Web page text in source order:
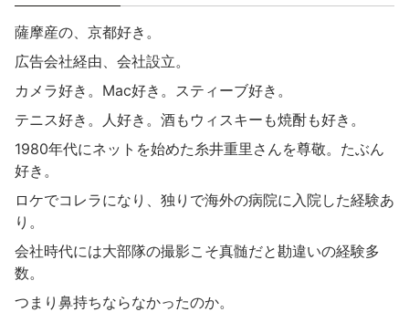
薩摩産の、京都好き。
広告会社経由、会社設立。
カメラ好き。Mac好き。スティーブ好き。
テニス好き。人好き。酒もウィスキーも焼酎も好き。
1980年代にネットを始めた糸井重里さんを尊敬。たぶん
好き。
ロケでコレラになり、独りで海外の病院に入院した経験あ
り。
会社時代には大部隊の撮影こそ真髄だと勘違いの経験多
数。
つまり鼻持ちならなかったのか。